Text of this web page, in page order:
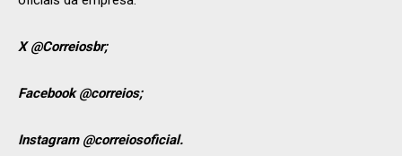
X @Correiosbr;
Facebook @correios;
Instagram @correiosoficial.